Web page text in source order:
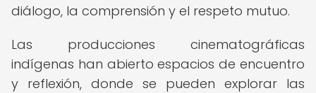
diálogo, la comprensión y el respeto mutuo.
Las producciones cinematográficas
indígenas han abierto espacios de encuentro
y reflexión, donde se pueden explorar las